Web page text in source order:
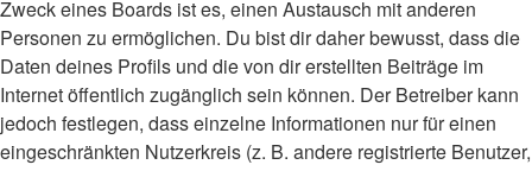
Zweck eines Boards ist es, einen Austausch mit anderen
Personen zu ermöglichen. Du bist dir daher bewusst, dass die
Daten deines Profils und die von dir erstellten Beiträge im
Internet öffentlich zugänglich sein können. Der Betreiber kann
jedoch festlegen, dass einzelne Informationen nur für einen
eingeschränkten Nutzerkreis (z. B. andere registrierte Benutzer,